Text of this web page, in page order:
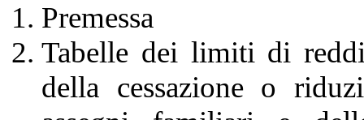
Premessa
Tabelle dei limiti di
della cessazione o